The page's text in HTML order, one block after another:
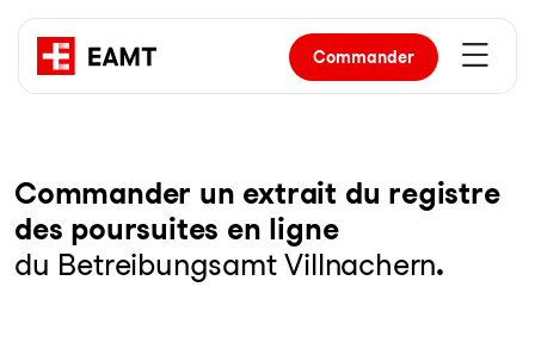
Commander
Com­man­der un ex­trait du re­gist­re
des pour­sui­tes en li­gne
du Betreibungsamt Villnachern.